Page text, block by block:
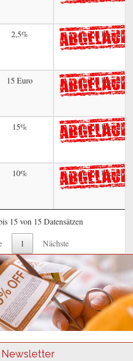
2,5% Aktion beendet
15 Euro Aktion beendet
15% Aktion beendet
10% Aktion beendet
15 von 15 Datensätzen
1 Nächste
Newsletter